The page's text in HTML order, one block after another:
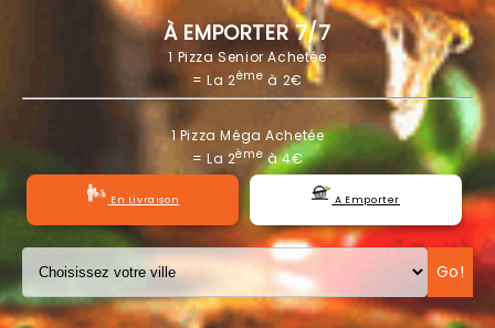
VOTRE COMPTE
NOTRE RESTAURANT
VOS AVIS
MENTIONS LÉGALES
À EMPORTER 7/7
1 Pizza Senior Achetée
= La 2ème à 2€
1 Pizza Méga Achetée
= La 2èmeà 4€
En Livraison A Emporter
Go!